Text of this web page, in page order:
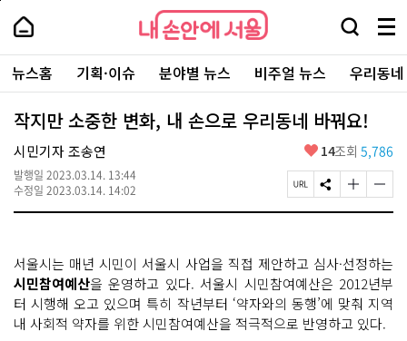
본
로
가
내
손
안
에
서
울
-
서
울
시
대
표
소
털
내
손
에
울
검
창
열
기
메
뉴
전
체
보
주
요
서
뉴스홈 기획·이슈 분야별 뉴스 비주얼 뉴스 우리동
작지만 소중한 변화, 내 손으로 우리동네 바꿔요!
시민기자 조송연
발행일 2023.03.14. 13:44
수정일 2023.03.14. 14:02
좋
요
14조회 5,786
페
이
L
복
사
S
N
유
하
기
글
자
크
게
변
경
하
기
글
자
게
변
경
하
기
서울시는 매년 시민이 서울시 사업을 직접 제안하고 심사·선정하는
시민참여예산을 운영하고 있다. 서울시 시민참여예산은 2012년부
터 시행해 오고 있으며 특히 작년부터 ‘약자와의 동행’에 맞춰 지역
내 사회적 약자를 위한 시민참여예산을 적극적으로 반영하고 있다.
페
상
단
로